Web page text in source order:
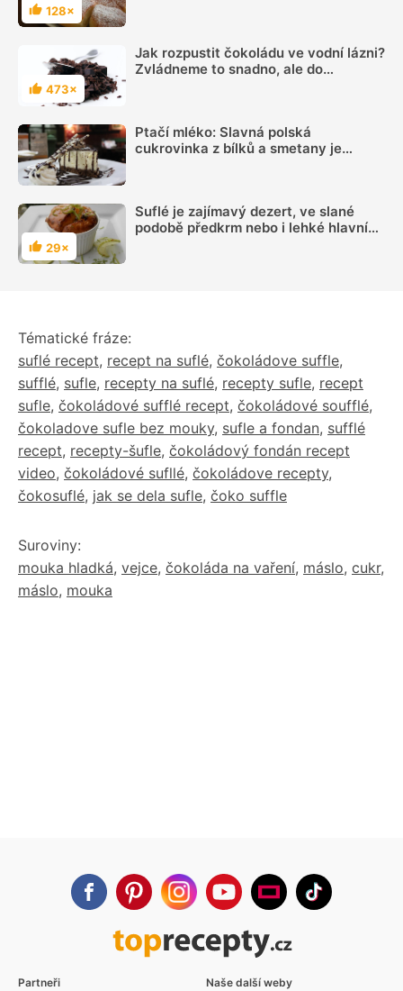
Hodnocení
128×
Hodnocení
473×
Jak rozpustit čokoládu ve vodní lázni?
Zvládneme to snadno, ale do
Ptačí mléko: Slavná polská
cukrovinka z bílků a smetany je
Hodnocení
29×
Suflé je zajímavý dezert, ve slané
podobě předkrm nebo i lehké hlavní
Tématické fráze:
suflé recept, recept na suflé, čokoládove suffle,
sufflé, sufle, recepty na suflé, recepty sufle, recept
sufle, čokoládové sufflé recept, čokoládové soufflé,
čokoladove sufle bez mouky, sufle a fondan, sufflé
recept, recepty-šufle, čokoládový fondán recept
video, čokoládové sufllé, čokoládove recepty,
čokosuflé, jak se dela sufle, čoko suffle
Suroviny:
mouka hladká, vejce, čokoláda na vaření, máslo, cukr,
máslo, mouka
Partneři Naše další weby